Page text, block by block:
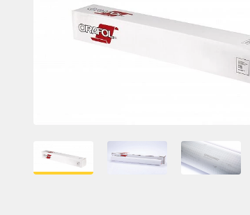
Листовые материалы
Чернила
Сублимация и термотрансфер